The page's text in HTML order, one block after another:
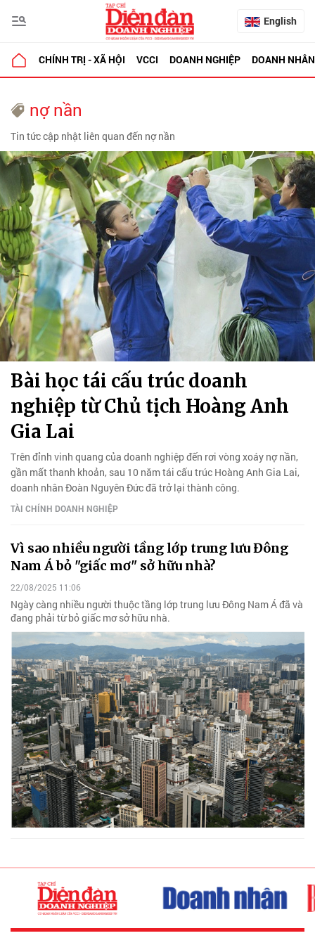
English
CHÍNH TRỊ - XÃ HỘI VCCI DOANH NGHIỆP DOANH NHÂN
nợ nần
Tin tức cập nhật liên quan đến nợ nần
Bài học tái cấu trúc doanh
nghiệp từ Chủ tịch Hoàng Anh
Gia Lai
Trên đỉnh vinh quang của doanh nghiệp đến rơi vòng xoáy nợ nần,
gần mất thanh khoản, sau 10 năm tái cấu trúc Hoàng Anh Gia Lai,
doanh nhân Đoàn Nguyên Đức đã trở lại thành công.
TÀI CHÍNH DOANH NGHIỆP
Vì sao nhiều người tầng lớp trung lưu Đông
Nam Á bỏ "giấc mơ" sở hữu nhà?
22/08/2025 11:06
Ngày càng nhiều người thuộc tầng lớp trung lưu Đông Nam Á đã và
đang phải từ bỏ giấc mơ sở hữu nhà.